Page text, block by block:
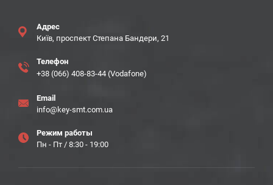
Адрес
Київ, проспект Степана Бандери, 21
Телефон
+38 (066) 408-83-44 (Vodafone)
Email
info@key-smt.com.ua
Режим работы
Пн - Пт / 8:30 - 19:00